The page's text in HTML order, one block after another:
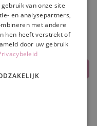
of korting
van onze site
en analysepartners,
met andere
hen heeft verstrekt of
door uw gebruik